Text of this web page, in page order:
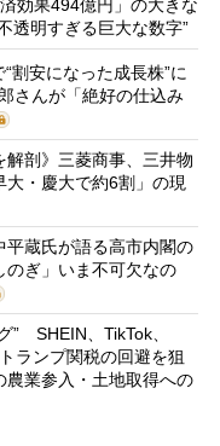
効果494億円」の大きな
透明すぎる巨大な数字”
割安になった成長株”に
さんが「絶好の仕込み
解剖》三菱商事、三井物
・慶大で約6割」の現
平蔵氏が語る高市内閣の
ぎ」いま不可欠なの
” SHEIN、TikTok、
ランプ関税の回避を狙
業参入・土地取得への